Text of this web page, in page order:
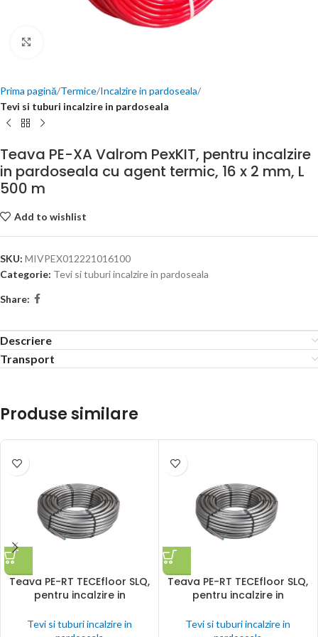
Prima pagină Termice Incalzire in pardoseala
Tevi si tuburi incalzire in pardoseala
Teava PE-XA Valrom PexKIT, pentru incalzire
in pardoseala cu agent termic, 16 x 2 mm, L
500 m
Add to wishlist
SKU: MIVPEX012221016100
Categorie: Tevi si tuburi incalzire in pardoseala
Share:
Descriere
Transport
Produse similare
Teava PE-RT TECEfloor SLQ,
pentru incalzire in
17 x 2 mm, L 560 m
Tevi si tuburi incalzire in
Teava PE-RT TECEfloor SLQ,
pentru incalzire in
17 x 2 mm, L 600 m
Tevi si tuburi incalzire in